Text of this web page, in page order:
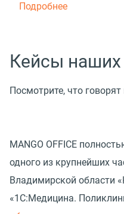
Подробнее
Кейсы наших
Посмотрите, что
MANGO OFFICE
одного из крупнейших
Владимирской области
«1С:Медицина.